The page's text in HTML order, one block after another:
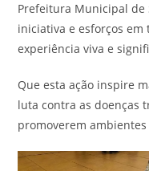
Prefeitura Municipal de
iniciativa e esforços
experiência viva e
Que esta ação inspire
luta contra as doenças
promoverem